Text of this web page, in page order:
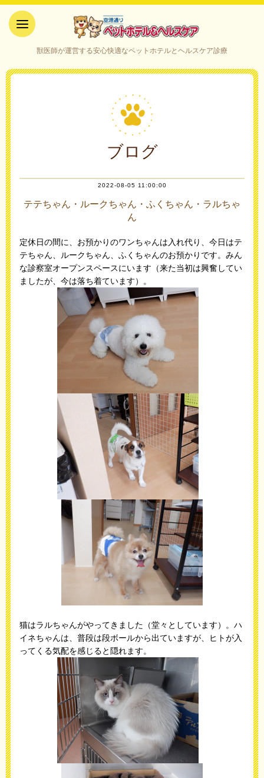
ケア｜山口県宇部市
獣医師が運営する安心快適なペットホテルとヘルスケア診療
ブログ
2022-08-05 11:00:00
テテちゃん・ルークちゃん・ふくちゃん・ラルちゃ
ん
定休日の間に、お預かりのワンちゃんは入れ代り、今日はテ
テちゃん、ルークちゃん、ふくちゃんのお預かりです。みん
な診察室オープンスペースにいます（来た当初は興奮してい
ましたが、今は落ち着ています）。
猫はラルちゃんがやってきました（堂々としています）。ハ
イネちゃんは、普段は段ボールから出ていますが、ヒトが入
ってくる気配を感じると隠れます。